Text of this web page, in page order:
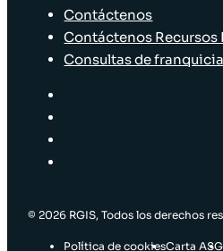
Contáctenos
Contáctenos Recursos
Consultas de franquicia
© 2026 RGIS, Todos los derechos
Política de cookiesCarta ASG